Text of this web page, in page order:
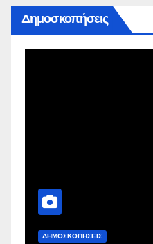
Δημοσκοπήσεις
ΔΗΜΟΣΚΟΠΉΣΕΙΣ